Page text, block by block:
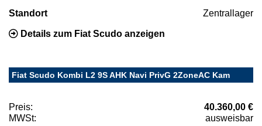
Standort Zentrallager
Details zum Fiat Scudo anzeigen
Fiat Scudo Kombi L2 9S AHK Navi PrivG 2ZoneAC Kam
Preis:
40.360,00 €
MWSt:
ausweisbar